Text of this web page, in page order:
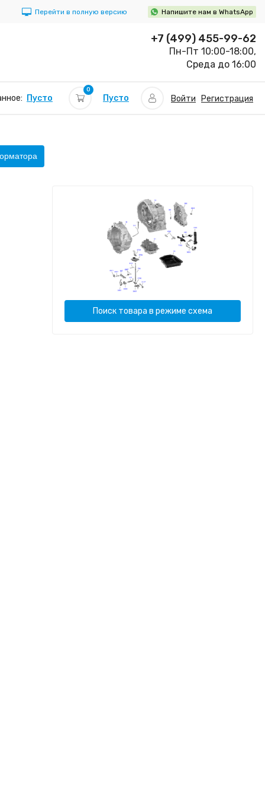
Перейти в полную версию Напишите нам в WhatsApp
+7 (499) 455-99-62
Пн-Пт 10:00-18:00,
Среда до 16:00
Пусто
0
Пусто Войти Регистрация
Поиск товара в режиме схема